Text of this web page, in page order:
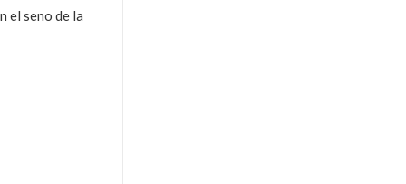
el seno de la